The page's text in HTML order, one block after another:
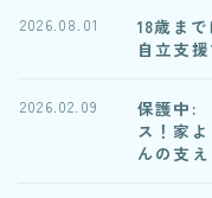
18歳ま
自立支
2026.08.01
保護中:
ス！家
んの支え
2026.02.09